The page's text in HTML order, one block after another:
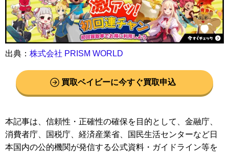
出典： 株式会社 PRISM WORLD
買取ベイビーに今すぐ買取申込
本記事は、信頼性・正確性の確保を目的として、金融庁、
消費者庁、国税庁、経済産業省、国民生活センターなど日
本国内の公的機関が発信する公式資料・ガイドライン等を